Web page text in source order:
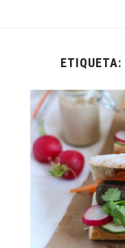
ETIQUETA: